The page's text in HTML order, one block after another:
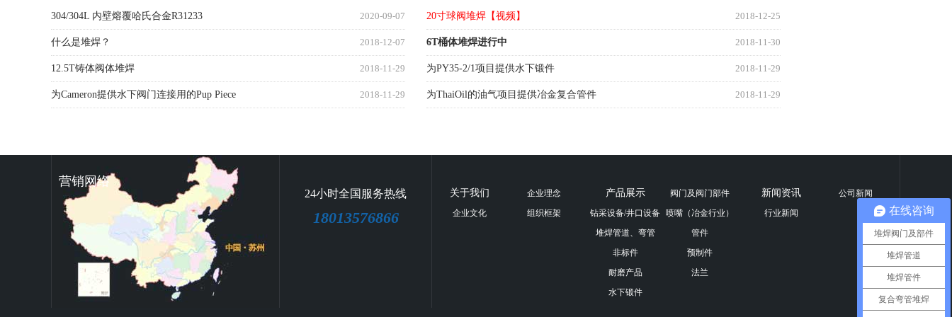
304/304L 内壁熔覆哈氏合金R31233 2020-09-07 20寸球阀堆焊【视频】 2018-12-25
什么是堆焊？ 2018-12-07 6T桶体堆焊进行中 2018-11-30
12.5T铸体阀体堆焊 2018-11-29 为PY35-2/1项目提供水下锻件 2018-11-29
为Cameron提供水下阀门连接用的Pup Piece 2018-11-29 为ThaiOil的油气项目提供冶金复合管件 2018-11-29
营销网络
24小时全国服务热线
18013576866
关于我们
企业理念
企业文化
组织框架
产品展示
阀门及阀门部件
钻采设备/井口设备 喷嘴（冶金行业）
堆焊管道、弯管
管件
非标件
预制件
耐磨产品
法兰
水下锻件
新闻资讯
公司新闻
行业新闻
在线咨询
堆焊阀门及部件
堆焊管道
堆焊管件
复合弯管堆焊